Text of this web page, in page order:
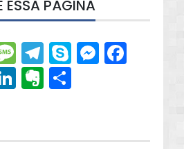
ESSA PÁGINA
Message
Telegram
Skype
LinkedIn
Evernote